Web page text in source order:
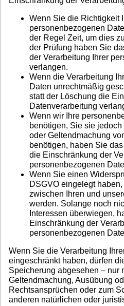
Wenn Sie die Richtigkeit
personenbezogenen
der Regel Zeit, um dies
der Prüfung haben Sie
der Verarbeitung Ihrer
verlangen.
Wenn die Verarbeitung
Daten unrechtmäßig
statt der Löschung die
Datenverarbeitung
Wenn wir Ihre
benötigen, Sie sie
oder Geltendmachung
benötigen, haben Sie
die Einschränkung der
personenbezogenen
Wenn Sie einen
DSGVO eingelegt
zwischen Ihren und
werden. Solange noch
Interessen überwiegen,
Einschränkung der
personenbezogenen
Wenn Sie die Verarbeitung
eingeschränkt haben, dürfen
Speicherung abgesehen – nur
Geltendmachung, Ausübung
Rechtsansprüchen oder zum
anderen natürlichen oder